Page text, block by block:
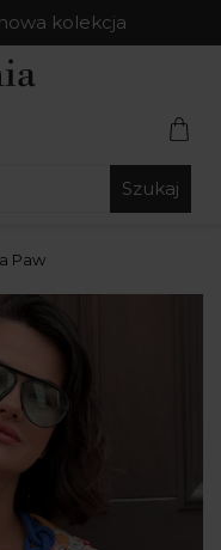
kolekcja
Szukaj
Paw